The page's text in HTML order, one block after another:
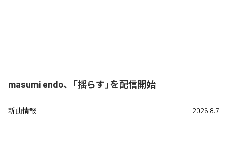
masumi endo、「揺らす」を配信開始
新曲情報 2026.8.7